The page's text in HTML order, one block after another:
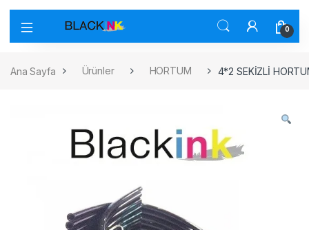
0
Ana Sayfa Ürünler HORTUM 4*2 SEKİZLİ